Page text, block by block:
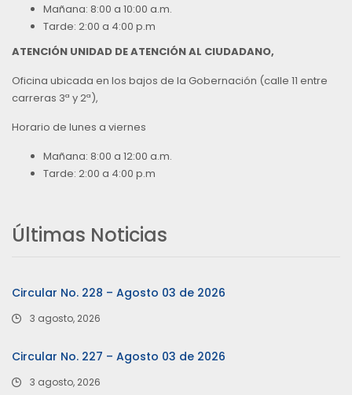
Mañana: 8:00 a 10:00 a.m.
Tarde: 2:00 a 4:00 p.m
ATENCIÓN UNIDAD DE ATENCIÓN AL CIUDADANO,
Oficina ubicada en los bajos de la Gobernación (calle 11 entre
carreras 3ª y 2ª),
Horario de lunes a viernes
Mañana: 8:00 a 12:00 a.m.
Tarde: 2:00 a 4:00 p.m
Últimas Noticias
Circular No. 228 – Agosto 03 de 2026
3 agosto, 2026
Circular No. 227 – Agosto 03 de 2026
3 agosto, 2026